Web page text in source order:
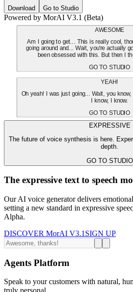
Download Go to Studio
Powered by MorAI V3.1 (Beta)
AWESOME
Am I going to get... This is really cool,
going around and... Wait, you're actually
been obsessed with this. But then I
GO TO STUDIO
YEAH!
Oh yeah! I was just going... Wait, you
I know, I know.
GO TO STUDIO
EXPRESSIVE
The future of voice synthesis is here.
depth.
GO TO STUDIO
The expressive text to speech
Our AI voice generator delivers
setting a new standard in expressive
Alpha.
DISCOVER MorAI V3.1 SIGN UP
Agents Platform
Speak to your customers with natural,